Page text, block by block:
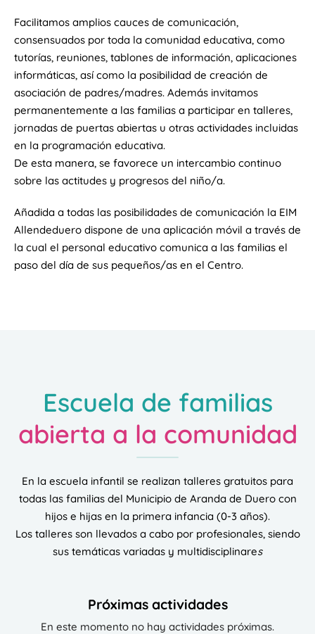
Facilitamos amplios cauces de comunicación,
consensuados por toda la comunidad educativa, como
tutorías, reuniones, tablones de información, aplicaciones
informáticas, así como la posibilidad de creación de
asociación de padres/madres. Además invitamos
permanentemente a las familias a participar en talleres,
jornadas de puertas abiertas u otras actividades incluidas
en la programación educativa.
De esta manera, se favorece un intercambio continuo
sobre las actitudes y progresos del niño/a.
Añadida a todas las posibilidades de comunicación la EIM
Allendeduero dispone de una aplicación móvil a través de
la cual el personal educativo comunica a las familias el
paso del día de sus pequeños/as en el Centro.
Escuela de familias
abierta a la comunidad
En la escuela infantil se realizan talleres gratuitos para
todas las familias del Municipio de Aranda de Duero con
hijos e hijas en la primera infancia (0-3 años).
Los talleres son llevados a cabo por profesionales, siendo
sus temáticas variadas y multidisciplinares
Próximas actividades
En este momento no hay actividades próximas.